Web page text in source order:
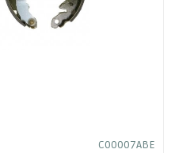
C00007ABE